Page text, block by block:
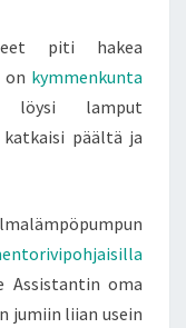
piti hakea
on kymmenkunta
löysi lamput
päältä ja
Assistantin oma
jumiin liian usein